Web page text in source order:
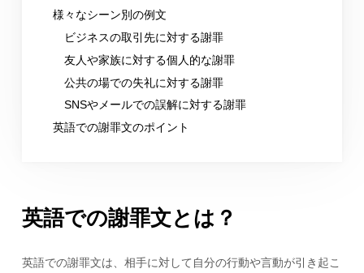
様々なシーン別の例文
ビジネスの取引先に対する謝罪
友人や家族に対する個人的な謝罪
公共の場での失礼に対する謝罪
SNSやメールでの誤解に対する謝罪
英語での謝罪文のポイント
英語での謝罪文とは？
英語での謝罪文は、相手に対して自分の行動や言動が引き起こ